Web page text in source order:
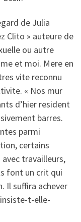
de Julia
Clito » auteure de
ou autre
et moi. Mere en
vite reconnu
« Nos mur
d’hier resident
barres.
parmi
certains
travailleurs,
font un crit qui
Il suffira achever
t-elle-